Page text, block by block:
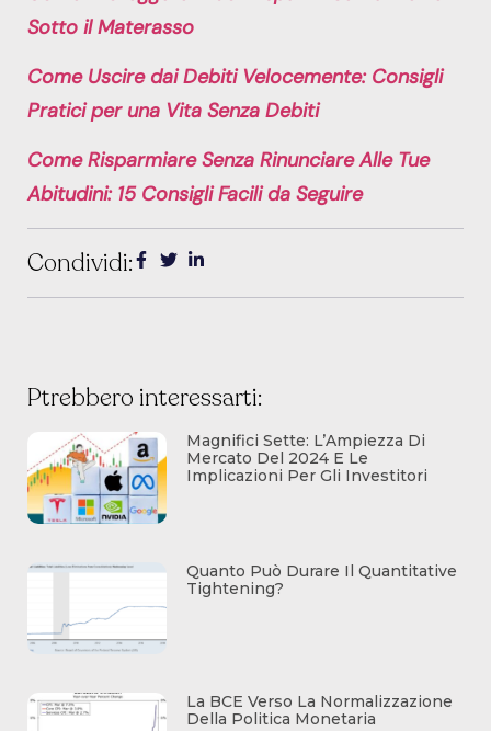
Sotto il Materasso
Come Uscire dai Debiti Velocemente: Consigli
Pratici per una Vita Senza Debiti
Come Risparmiare Senza Rinunciare Alle Tue
Abitudini: 15 Consigli Facili da Seguire
Condividi:
Ptrebbero interessarti:
Magnifici Sette: L’Ampiezza Di
Mercato Del 2024 E Le
Implicazioni Per Gli Investitori
Quanto Può Durare Il Quantitative
Tightening?
La BCE Verso La Normalizzazione
Della Politica Monetaria